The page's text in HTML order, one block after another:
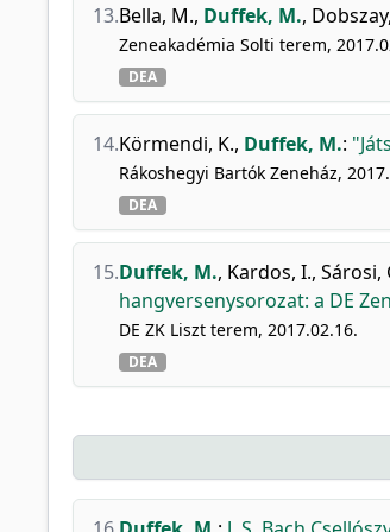
13.Bella, M., Duffek, M.,
Zeneakadémia Solti terem,
DEA
14.Körmendi, K., Duffek, M.:
Rákoshegyi Bartók Zeneház,
DEA
15.Duffek, M., Kardos, I., Sárosi,
hangversenysorozat: a DE
DE ZK Liszt terem, 2017.02.16.
DEA